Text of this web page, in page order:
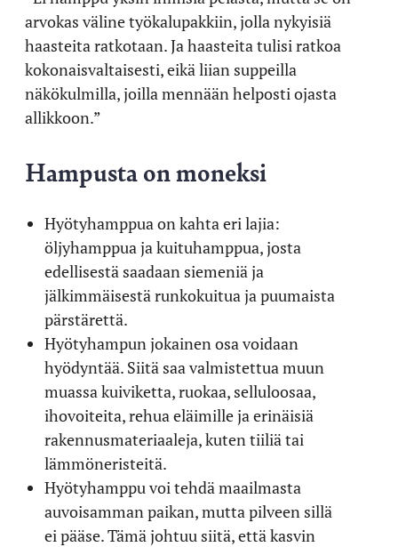
arvokas väline työkalupakkiin, jolla nykyisiä
haasteita ratkotaan. Ja haasteita tulisi ratkoa
kokonaisvaltaisesti, eikä liian suppeilla
näkökulmilla, joilla mennään helposti ojasta
allikkoon.”
Hampusta on moneksi
Hyötyhamppua on kahta eri lajia:
öljyhamppua ja kuituhamppua, josta
edellisestä saadaan siemeniä ja
jälkimmäisestä runkokuitua ja puumaista
pärstärettä.
Hyötyhampun jokainen osa voidaan
hyödyntää. Siitä saa valmistettua muun
muassa kuiviketta, ruokaa, selluloosaa,
ihovoiteita, rehua eläimille ja erinäisiä
rakennusmateriaaleja, kuten tiiliä tai
lämmöneristeitä.
Hyötyhamppu voi tehdä maailmasta
auvoisamman paikan, mutta pilveen sillä
ei pääse. Tämä johtuu siitä, että kasvin